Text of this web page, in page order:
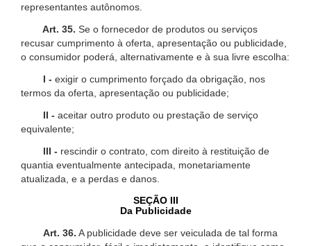
representantes autônomos.
Art. 35. Se o fornecedor de produtos ou serviços
recusar cumprimento à oferta, apresentação ou publicidade,
o consumidor poderá, alternativamente e à sua livre escolha:
I - exigir o cumprimento forçado da obrigação, nos
termos da oferta, apresentação ou publicidade;
II - aceitar outro produto ou prestação de serviço
equivalente;
III - rescindir o contrato, com direito à restituição de
quantia eventualmente antecipada, monetariamente
atualizada, e a perdas e danos.
SEÇÃO III
Da Publicidade
Art. 36. A publicidade deve ser veiculada de tal forma